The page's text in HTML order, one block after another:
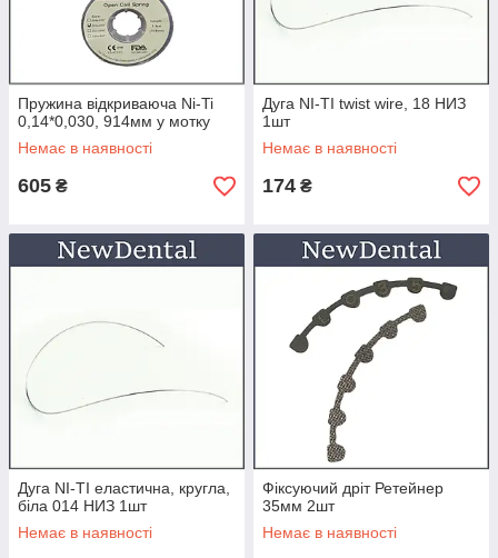
Пружина відкриваюча Ni-Ti
0,14*0,030, 914мм у мотку
Немає в наявності
605 ₴
Дуга NI-TI twist wire, 18 НИЗ
1шт
Немає в наявності
174 ₴
Дуга NI-TI еластична, кругла,
біла 014 НИЗ 1шт
Немає в наявності
Фіксуючий дріт Ретейнер
35мм 2шт
Немає в наявності